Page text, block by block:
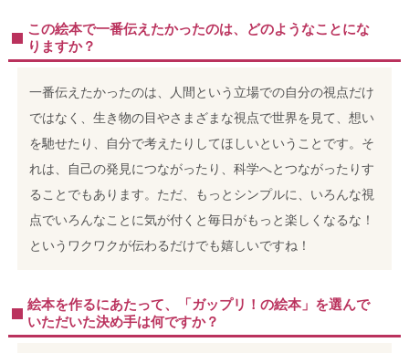
この絵本で一番伝えたかったのは、どのようなことにな
りますか？
一番伝えたかったのは、人間という立場での自分の視点だけ
ではなく、生き物の目やさまざまな視点で世界を見て、想い
を馳せたり、自分で考えたりしてほしいということです。そ
れは、自己の発見につながったり、科学へとつながったりす
ることでもあります。 ただ、もっとシンプルに、いろんな視
点でいろんなことに気が付くと毎日がもっと楽しくなるな！
というワクワクが伝わるだけでも嬉しいですね！
絵本を作るにあたって、「ガップリ！の絵本」を選んで
いただいた決め手は何ですか？